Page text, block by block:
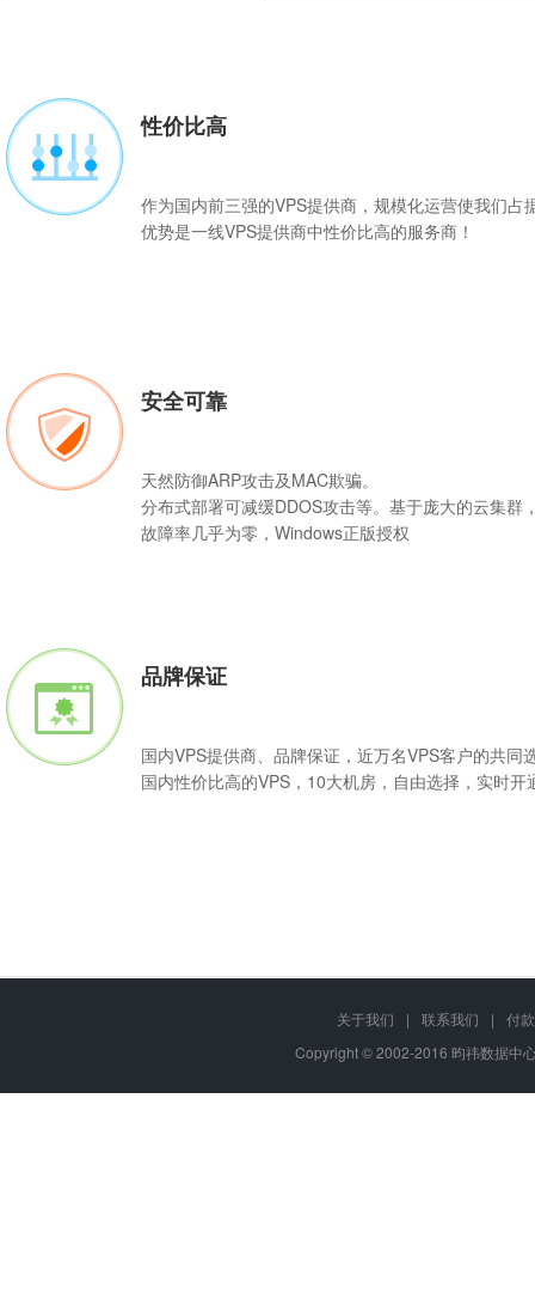
性价比高
作为国内前三强的VPS提供商，规模化运营使我们占
优势是一线VPS提供商中性价比高的服务商！
安全可靠
天然防御ARP攻击及MAC欺骗。
分布式部署可减缓DDOS攻击等。基于庞大的云集群
故障率几乎为零，Windows正版授权
品牌保证
国内VPS提供商、品牌保证，近万名VPS客户的共同
国内性价比高的VPS，10大机房，自由选择，实时开
Q
VPS主机是可按需购买的"服务器"产品，用户可根据基础配置随意
关于我们 | 联系我们 |
付
Copyright © 2002-2016 昀祎数据中